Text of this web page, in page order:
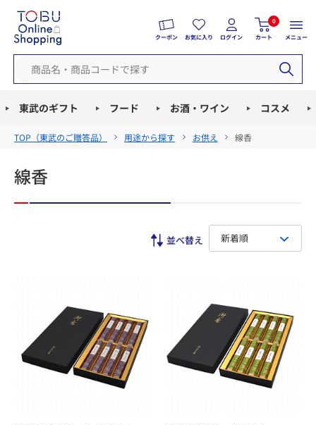
クーポン お気に入り ログイン
0
カート メニュー
東武のギフト フード お酒・ワイン コスメ
TOP（東武のご贈答品） 用途から探す お供え 線香
線香
新着順